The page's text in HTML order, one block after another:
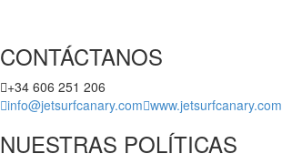
CONTÁCTANOS
+34 606 251 206
info@jetsurfcanary.com www.jetsurfcanary.com
NUESTRAS POLÍTICAS